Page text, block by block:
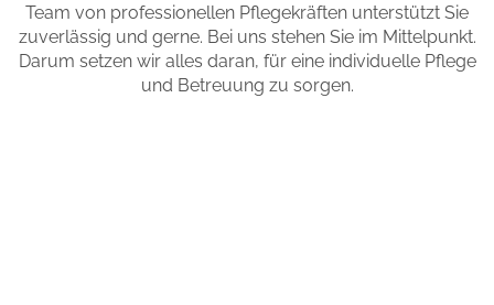
Team von professionellen Pflegekräften unterstützt Sie
zuverlässig und gerne. Bei uns stehen Sie im Mittelpunkt.
Darum setzen wir alles daran, für eine individuelle Pflege
und Betreuung zu sorgen.